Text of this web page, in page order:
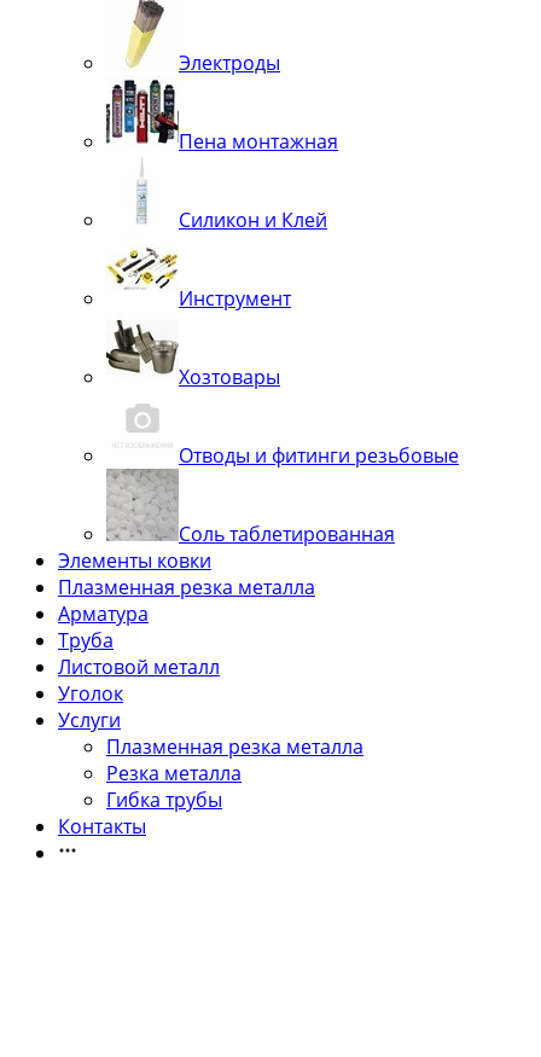
Электроды
Пена монтажная
Силикон и Клей
Инструмент
Хозтовары
Отводы и фитинги резьбовые
Соль таблетированная
Элементы ковки
Плазменная резка металла
Арматура
Труба
Листовой металл
Уголок
Услуги
Плазменная резка металла
Резка металла
Гибка трубы
Контакты